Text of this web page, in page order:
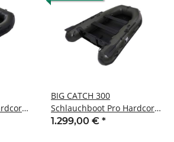
BIG CATCH 300
Schlauchboot Pro Hardcore
Oliv
1.299,00 € *